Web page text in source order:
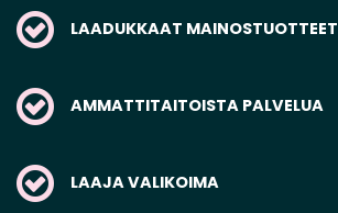
LAADUKKAAT MAINOSTUOTTEET
AMMATTITAITOISTA PALVELUA
LAAJA VALIKOIMA